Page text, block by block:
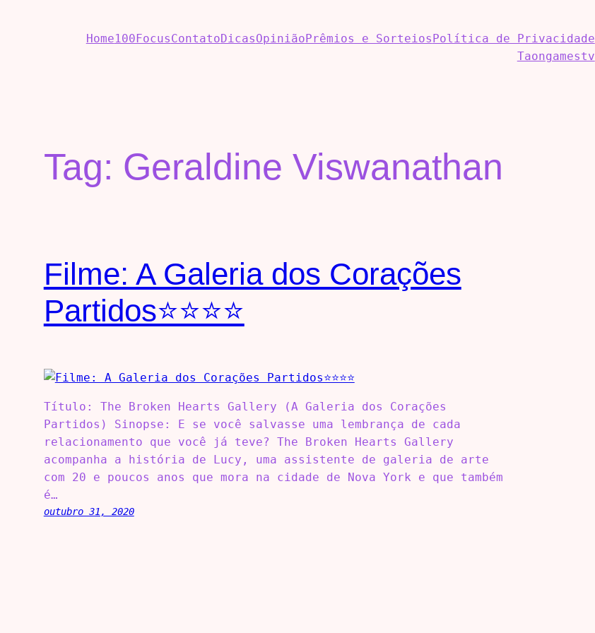
Home100FocusContatoDicasOpinião Prêmios e Sorteios Política de Privacidade
Taongamestv
Tag: Geraldine Viswanathan
Filme: A Galeria dos Corações
Partidos⭐⭐⭐⭐
Título: The Broken Hearts Gallery (A Galeria dos Corações
Partidos) Sinopse: E se você salvasse uma lembrança de cada
relacionamento que você já teve? The Broken Hearts Gallery
acompanha a história de Lucy, uma assistente de galeria de arte
com 20 e poucos anos que mora na cidade de Nova York e que também
é…
outubro 31, 2020